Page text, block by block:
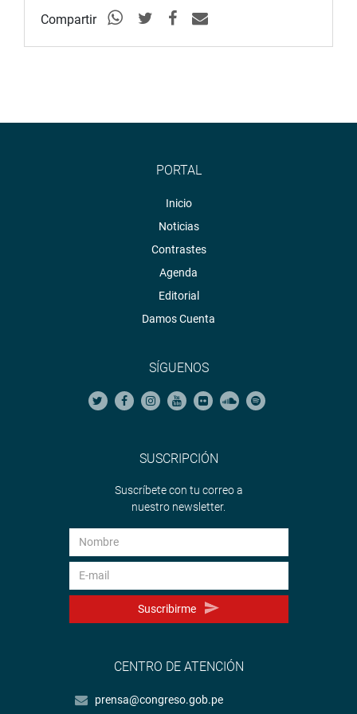
Compartir
PORTAL
Inicio
Noticias
Contrastes
Agenda
Editorial
Damos Cuenta
SÍGUENOS
SUSCRIPCIÓN
Suscríbete con tu correo a
nuestro newsletter.
Suscribirme
CENTRO DE ATENCIÓN
prensa@congreso.gob.pe